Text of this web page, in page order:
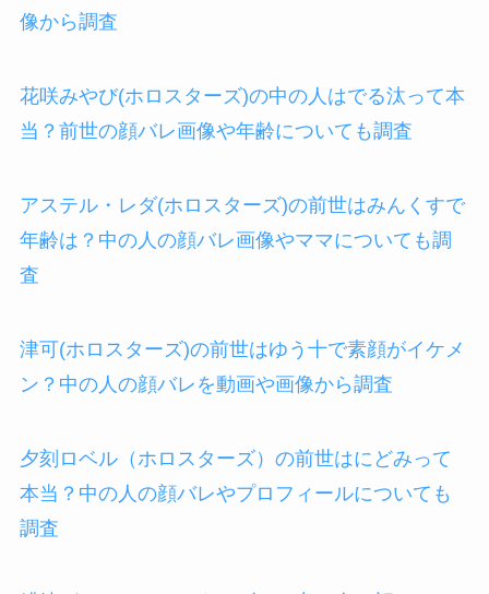
像から調査
花咲みやび(ホロスターズ)の中の人はでる汰って本
当？前世の顔バレ画像や年齢についても調査
アステル・レダ(ホロスターズ)の前世はみんくすで
年齢は？中の人の顔バレ画像やママについても調
査
津可(ホロスターズ)の前世はゆう十で素顔がイケメ
ン？中の人の顔バレを動画や画像から調査
夕刻ロベル（ホロスターズ）の前世はにどみって
本当？中の人の顔バレやプロフィールについても
調査